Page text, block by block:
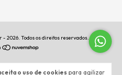
o uso de cookies para agilizar
- 2026. Todos os direitos reservados.